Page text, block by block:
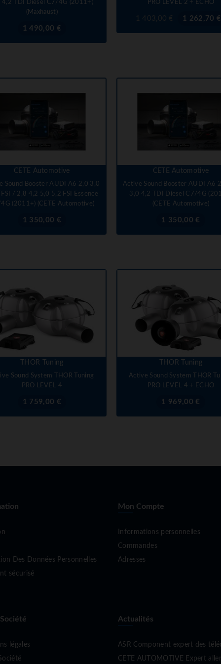
4,2 TDI Diesel C7/4G (2011+)
(Maxhaust)
Prix1 490,00 €
PRO LEVEL 2 + ECHO
Prix
1 403,00 € Prix1 262,70 €
CETE Automotive
Sound Booster AUDI A6 2,0 3,0
/ 2,8 4,2 5,0 5,2 FSI Essence
(2011+) (CETE Automotive)
Prix1 350,00 €
CETE Automotive
Active Sound Booster AUDI A6
3,0 4,2 TDI Diesel C7/4G
(CETE Automotive)
Prix1 350,00 €
THOR Tuning
Sound System THOR Tuning
PRO LEVEL 4
Prix1 759,00 €
THOR Tuning
Active Sound System THOR
PRO LEVEL 4 + ECHO
Prix1 969,00 €
Des Données Personnelles
sécurisé
Mon Compte
Informations personnelles
Commandes
Adresses
légales
Actualités
ASR Component expert des
CETE AUTOMOTIVE Expert